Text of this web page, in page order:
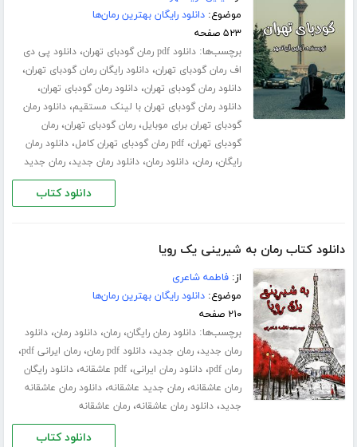
موضوع:دانلود رایگان بهترین رمان‌ها
۵۲۳ صفحه
برچسب‌ها:دانلود pdf رمان گودبای تهران ،دانلود پی دی
اف رمان گودبای تهران،دانلود رایگان رمان گودبای تهران،
دانلود رمان گودبای تهران،دانلود رمان گودبای تهران،
دانلود رمان گودبای تهران با لینک مستقیم،دانلود رمان
گودبای تهران برای موبایل،رمان گودبای تهران،رمان
گودبای تهران،pdf رمان گودبای تهران کامل ،دانلود رمان
رایگان،رمان،دانلود رمان،دانلود رمان جدید،رمان جدید
دانلود کتاب
دانلود کتاب رمان به شیرینی یک رویا
از:فاطمه شاعری
موضوع:دانلود رایگان بهترین رمان‌ها
۲۱۰ صفحه
برچسب‌ها:دانلود رمان رایگان،رمان،دانلود رمان،دانلود
رمان جدید،رمان جدید،دانلود pdf رمان ،رمان ایرانی pdf ،
رمان pdf ،دانلود رمان ایرانی،pdf عاشقانه ،دانلود رایگان
رمان عاشقانه،رمان جدید عاشقانه،دانلود رمان عاشقانه
جدید،دانلود رمان عاشقانه،رمان عاشقانه
دانلود کتاب